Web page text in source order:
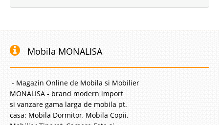
Mobila MONALISA
- Magazin Online de Mobila si Mobilier
MONALISA - brand modern import
si vanzare gama larga de mobila pt.
casa: Mobila Dormitor, Mobila Copii,